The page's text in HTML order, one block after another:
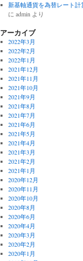
新基軸通貨を為替レート計
に admin より
アーカイブ
2022年3月
2022年2月
2022年1月
2021年12月
2021年11月
2021年10月
2021年9月
2021年8月
2021年7月
2021年6月
2021年5月
2021年4月
2021年3月
2021年2月
2021年1月
2020年12月
2020年11月
2020年10月
2020年8月
2020年6月
2020年4月
2020年3月
2020年2月
2020年1月